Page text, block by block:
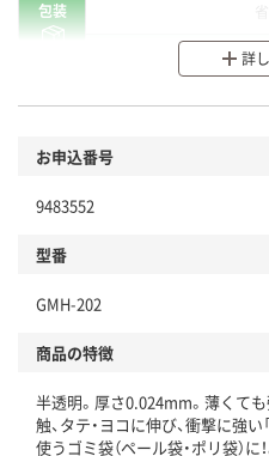
包装
分別・リサ
本体
仕組
この商品の環境配慮ポイントで
アスクル商品環境スコア詳細／
詳
お申込番号
9483552
型番
GMH-202
商品の特徴
半透明。厚さ0.024mm。薄くて
触、タテ・ヨコに伸び、衝撃に強
使うゴミ袋（ペール袋・ポリ袋）に！